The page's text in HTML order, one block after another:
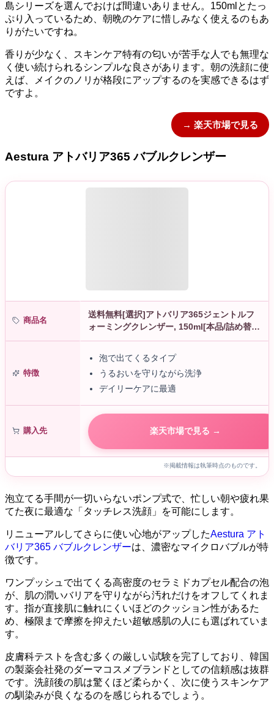
島シリーズを選んでおけば間違いありません。150mlとたっ
ぷり入っているため、朝晩のケアに惜しみなく使えるのもあ
りがたいですね。
香りが少なく、スキンケア特有の匂いが苦手な人でも無理な
く使い続けられるシンプルな良さがあります。朝の洗顔に使
えば、メイクのノリが格段にアップするのを実感できるはず
ですよ。
→ 楽天市場で見る
Aestura アトバリア365 バブルクレンザー
商品名
送料無料[選択]アトバリア365ジェントルフ
ォーミングクレンザー, 150ml[本品/詰め替
え]-1個/2個/3個選択 アトバリア365バブルク
特徴
泡で出てくるタイプ
うるおいを守りながら洗浄
デイリーケアに最適
購入先 楽天市場で見る →
※掲載情報は執筆時点のものです。
泡立てる手間が一切いらないポンプ式で、忙しい朝や疲れ果
てた夜に最適な「タッチレス洗顔」を可能にします。
リニューアルしてさらに使い心地がアップしたAestura アト
バリア365 バブルクレンザーは、濃密なマイクロバブルが特
徴です。
ワンプッシュで出てくる高密度のセラミドカプセル配合の泡
が、肌の潤いバリアを守りながら汚れだけをオフしてくれま
す。指が直接肌に触れにくいほどのクッション性があるた
め、極限まで摩擦を抑えたい超敏感肌の人にも選ばれていま
す。
皮膚科テストを含む多くの厳しい試験を完了しており、韓国
の製薬会社発のダーマコスメブランドとしての信頼感は抜群
です。洗顔後の肌は驚くほど柔らかく、次に使うスキンケア
の馴染みが良くなるのを感じられるでしょう。